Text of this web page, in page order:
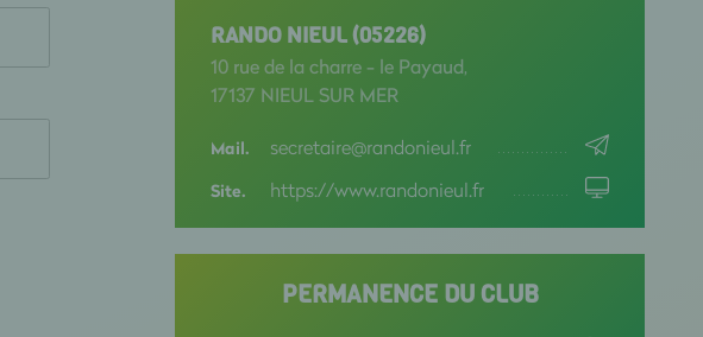
RANDO NIEUL (05226)
10 rue de la charre - le Payaud,
17137 NIEUL SUR MER
Mail. secretaire@randonieul.fr
Site. https://www.randonieul.fr
PERMANENCE DU CLUB